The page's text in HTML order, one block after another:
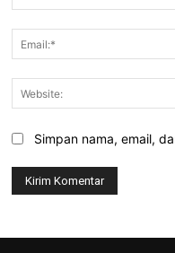
Simpan nama, email,